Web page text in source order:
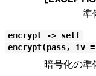
準
encrypt -> self
encrypt(pass, iv
暗号化の準